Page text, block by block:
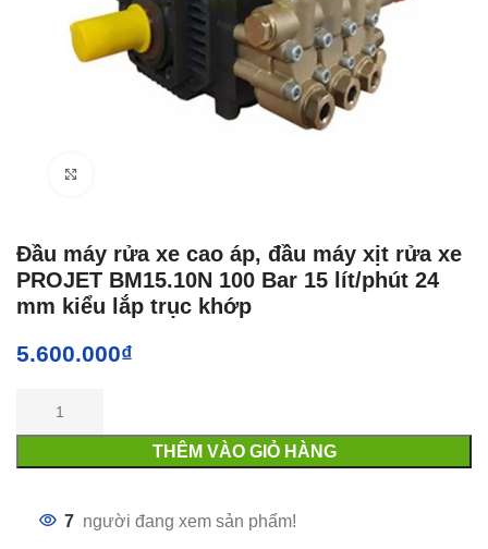
Đầu máy rửa xe cao áp, đầu máy xịt rửa xe
PROJET BM15.10N 100 Bar 15 lít/phút 24
mm kiểu lắp trục khớp
5.600.000₫
THÊM VÀO GIỎ HÀNG
7 người đang xem sản phẩm!